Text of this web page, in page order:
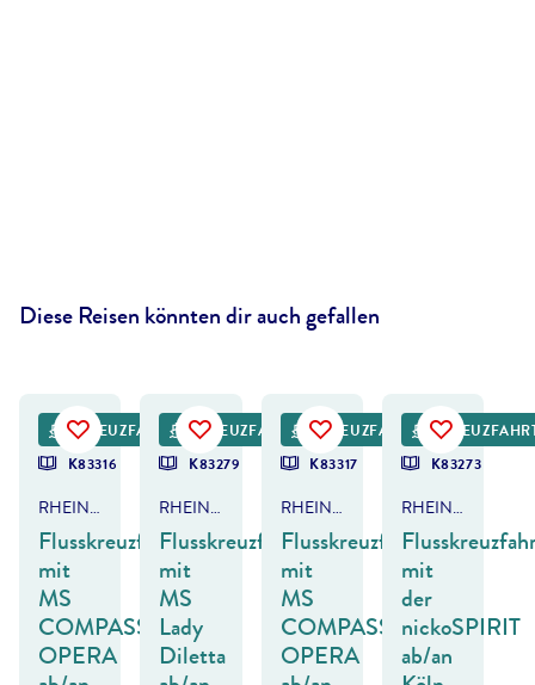
Diese Reisen könnten dir auch gefallen
KREUZFAHRT
K83316
RHEIN - NIEDERLANDE
Flusskreuzfahrt
mit
MS
COMPASS
OPERA
KREUZFAHRT
K83279
RHEIN - NIEDERLANDE
Flusskreuzfahrt
mit
MS
Lady
Diletta
KREUZFAHRT
K83317
RHEIN - NIEDERLANDE
Flusskreuzfahrt
mit
MS
COMPASS
OPERA
K83273
RHEIN - NIEDERLANDE/IJSSELMEER
mit
der
nickoSPIRIT
ab/an